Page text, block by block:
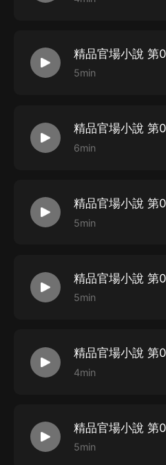
精品官場小說 第
5min
精品官場小說 第
6min
精品官場小說 第
5min
精品官場小說 第
5min
精品官場小說 第
4min
精品官場小說 第
5min